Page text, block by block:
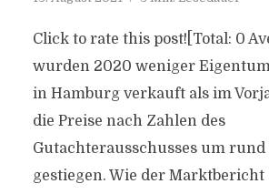
Click to rate this post![Total: 0
wurden 2020 weniger
in Hamburg verkauft als im
die Preise nach Zahlen des
Gutachterausschusses um rund
gestiegen. Wie der Marktbericht